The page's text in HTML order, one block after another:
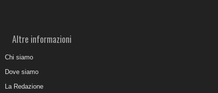
Altre informazioni
Chi siamo
Dove siamo
La Redazione